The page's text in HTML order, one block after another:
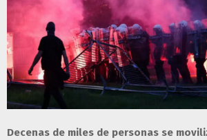
Decenas de miles de personas se